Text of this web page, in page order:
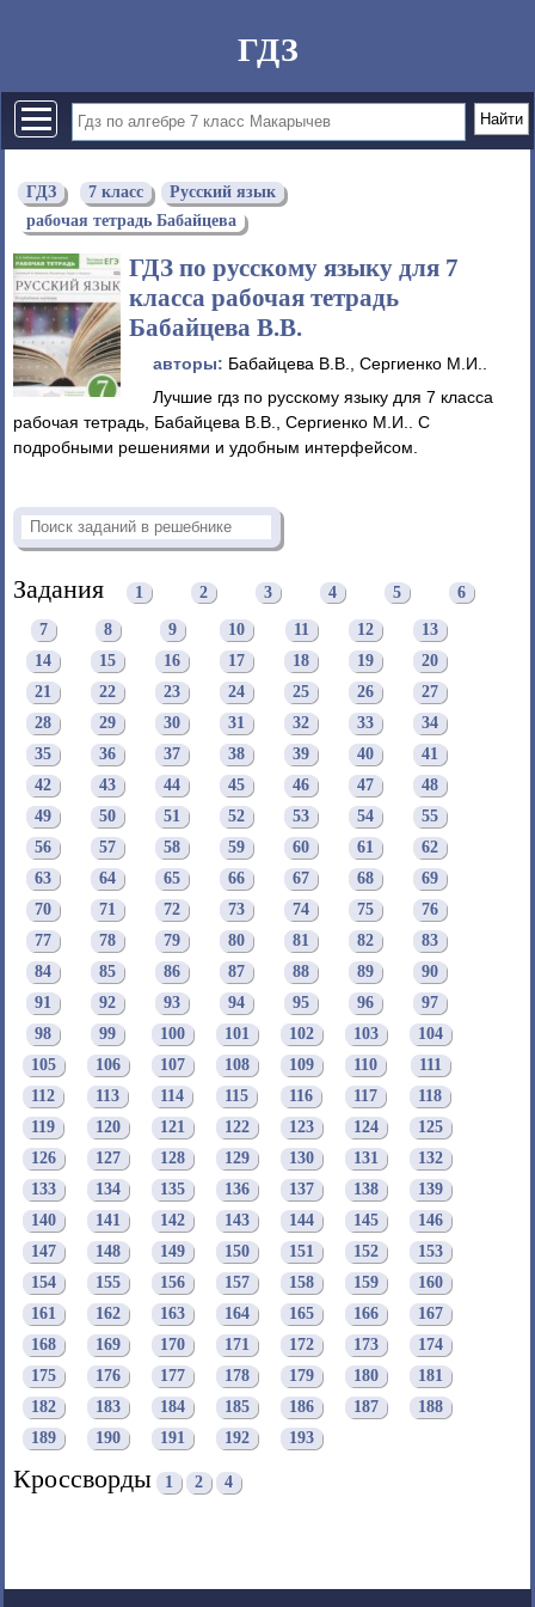
ГДЗ
ГДЗ 7 класс
Русский язык
рабочая тетрадь Бабайцева
ГДЗ по русскому языку для 7
класса рабочая тетрадь
Бабайцева В.В.
авторы: Бабайцева В.В., Сергиенко М.И..
Лучшие гдз по русскому языку для 7 класса
рабочая тетрадь, Бабайцева В.В., Сергиенко М.И.. С
подробными решениями и удобным интерфейсом.
Задания 1 2 3 4 5 6
7 8 9 10 11 12
13
14
15 16 17 18 19
20
21
22 23 24 25 26
27
28
29 30 31 32 33
34
35
36 37 38 39 40
41
42
43 44 45 46 47
48
49
50 51 52 53 54
55
56
57 58 59 60 61
62
63
64 65 66 67 68
69
70
71 72 73 74 75
76
77
78 79 80 81 82
83
84
85 86 87 88 89
90
91
92 93 94 95 96
97
98
99 100 101 102 103
104
105
106 107 108 109 110
111
112
113 114 115 116 117
118
119
120 121 122 123 124
125
126
127 128 129 130 131
132
133
134 135 136 137 138
139
140
141 142 143 144 145
146
147
148 149 150 151 152
153
154
155 156 157 158 159
160
161
162 163 164 165 166
167
168
169 170 171 172 173
174
175
176 177 178 179 180
181
182
183 184 185 186 187
188
189
190 191 192 193
Кроссворды 1 2 4